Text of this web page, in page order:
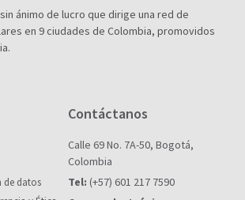
ánimo de lucro que dirige una red de
en 9 ciudades de Colombia, promovidos
de datos
Contáctanos
Calle 69 No. 7A-50, Bogotá,
Colombia
Tel: (+57) 601 217 7590